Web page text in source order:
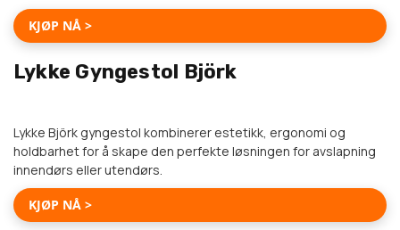
KJØP NÅ >
Lykke Gyngestol Björk
-3000 KR
KAMPANJPRIS! ENDAST
Lykke Björk gyngestol kombinerer estetikk, ergonomi og
holdbarhet for å skape den perfekte løsningen for avslapning
innendørs eller utendørs.
KJØP NÅ >
REACT AERO TRAMPOLINE 3,96M MED